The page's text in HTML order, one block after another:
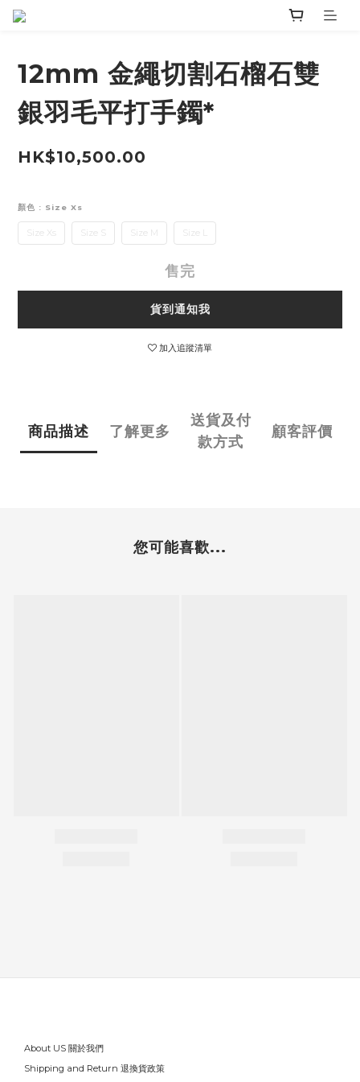
12mm 金繩切割石榴石雙
銀羽毛平打手鐲*
HK$10,500.00
顏色 : Size Xs
Size Xs Size S Size M Size L
售完
貨到通知我
加入追蹤清單
商品描述 了解更多
送貨及付
款方式
顧客評價
您可能喜歡...
About US 關於我們
Shipping and Return 退換貨政策